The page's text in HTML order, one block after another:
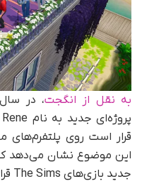
به نقل از انگجت
قرار است روی
جدید بازی‌های The Sims قرار دهد.